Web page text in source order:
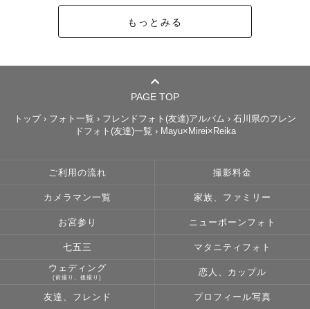
もっとみる
PAGE TOP
トップ › フォト一覧 › フレンドフォト(友達)アルバム › 石川県のフレン
ドフォト(友達)一覧 › Mayu×Mirei×Reika
ご利用の流れ 撮影料金
カメラマン一覧 家族、ファミリー
お宮参り ニューボーンフォト
七五三 マタニティフォト
ウェディング
(前撮り、後撮り)
恋人、カップル
友達、フレンド プロフィール写真